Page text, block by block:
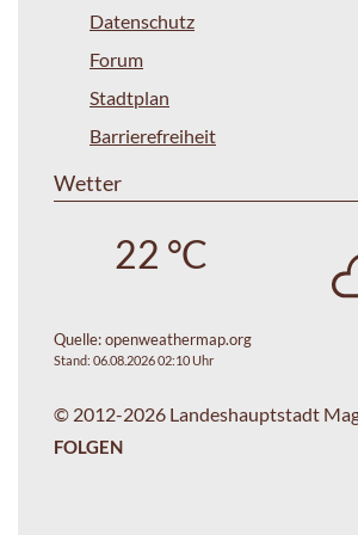
Datenschutz
Forum
Stadtplan
Barrierefreiheit
Wetter
22 °C
Quelle:openweathermap.org
Stand: 06.08.2026 02:10 Uhr
© 2012-2026 Landeshauptstadt
FOLGEN